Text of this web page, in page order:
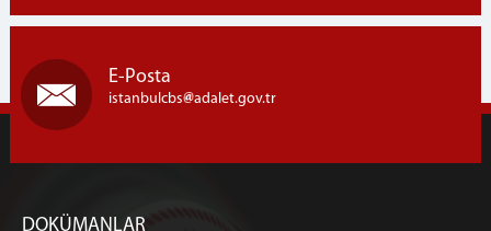
Görünümler
Çalışma Esasları
Ön Büro Tanıtım Broşürleri
Hukuk Mahkemeleri Ön Bürosu
Muhabere Hukuk Mahkemeleri Ön Büro
E-Posta
istanbulcbs adalet.gov.tr
DOKÜMANLAR